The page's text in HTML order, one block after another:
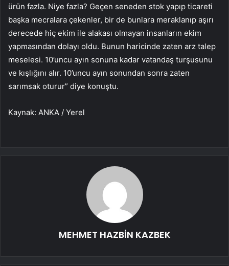
ürün fazla. Niye fazla? Geçen seneden stok yapıp ticareti
başka mecralara çekenler, bir de bunlara meraklanıp aşırı
derecede hiç ekim ile alakası olmayan insanların ekim
yapmasından dolayı oldu. Bunun haricinde zaten arz talep
meselesi. 10’uncu ayın sonuna kadar vatandaş turşusunu
ve kışlığını alır. 10’uncu ayın sonundan sonra zaten
sarımsak oturur” diye konuştu.
Kaynak: ANKA / Yerel
MEHMET HAZBİN KAZBEK